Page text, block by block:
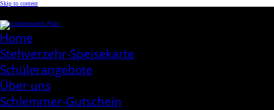
Skip to content
Home
Stehverzehr-Speisekarte
Schülerangebote
Über uns
Schlemmer-Gutschein